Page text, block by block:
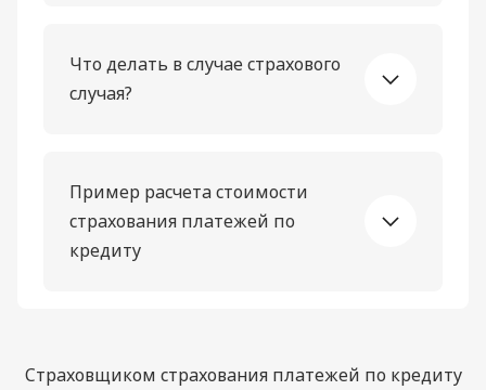
Что делать в случае страхового
случая?
Пример расчета стоимости
страхования платежей по
кредиту
Страховщиком страхования платежей по кредиту